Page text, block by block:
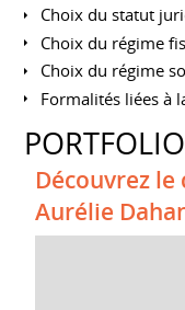
Choix du statut
Choix du régime
Choix du régime
Formalités liées à
Découvrez
Aurélie